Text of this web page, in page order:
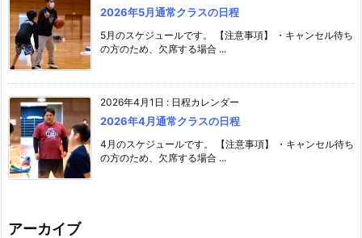
2026年5月通常クラスの日程
5月のスケジュールです。 【注意事項】 ・キャンセル待ち
の方のため、欠席する場合 ...
2026年4月1日 : 日程カレンダー
2026年4月通常クラスの日程
4月のスケジュールです。 【注意事項】 ・キャンセル待ち
の方のため、欠席する場合 ...
アーカイブ